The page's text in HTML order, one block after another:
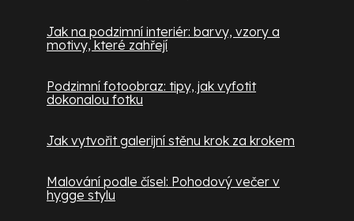
Jak na podzimní interiér: barvy, vzory a
motivy, které zahřejí
Podzimní fotoobraz: tipy, jak vyfotit
dokonalou fotku
Jak vytvořit galerijní stěnu krok za krokem
Malování podle čísel: Pohodový večer v
hygge stylu